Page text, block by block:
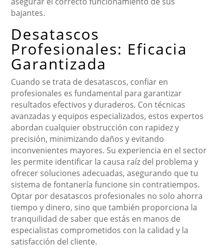
bajantes.
Desatascos
Profesionales: Eficacia
Garantizada
Cuando se trata de desatascos, confiar en
profesionales es fundamental para garantizar
resultados efectivos y duraderos. Con técnicas
avanzadas y equipos especializados, estos expertos
abordan cualquier obstrucción con rapidez y
precisión, minimizando daños y evitando
inconvenientes mayores. Su experiencia en el sector
les permite identificar la causa raíz del problema y
ofrecer soluciones adecuadas, asegurando que tu
sistema de fontanería funcione sin contratiempos.
Optar por desatascos profesionales no solo ahorra
tiempo y dinero, sino que también proporciona la
tranquilidad de saber que estás en manos de
especialistas comprometidos con la calidad y la
satisfacción del cliente.